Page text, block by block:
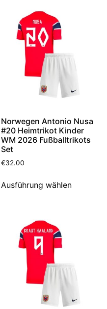
Norwegen Antonio Nusa
#20 Heimtrikot Kinder
WM 2026 Fußballtrikots
Set
€32.00
Ausführung wählen